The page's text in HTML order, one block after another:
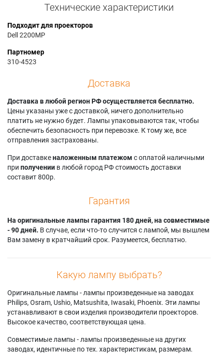
Технические характеристики
Подходит для проекторов
Dell 2200MP
Партномер
310-4523
Доставка
Доставка в любой регион РФ осуществляется бесплатно.
Цены указаны уже с доставкой, ничего дополнительно
платить не нужно будет. Лампы упаковываются так, чтобы
обеспечить безопасность при перевозке. К тому же, все
отправления застрахованы.
При доставкеналоженным платежом с оплатой наличными
при получении в любой город РФ стоимость доставки
составит 800р.
Гарантия
На оригинальные лампы гарантия 180 дней, на совместимые
- 90 дней. В случае, если что-то случится с лампой, мы вышлем
Вам замену в кратчайший срок. Разумеется, бесплатно.
Какую лампу выбрать?
Оригинальные лампы - лампы произведенные на заводах
Philips, Osram, Ushio, Matsushita, Iwasaki, Phoenix. Эти лампы
устанавливают в свои изделия производители проекторов.
Высокое качество, соответствующая цена.
Совместимые лампы - лампы произведенные на других
заводах, идентичные по тех. характеристикам, размерам.